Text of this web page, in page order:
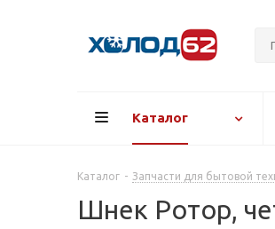
Каталог
Каталог - Запчасти для бытовой
Шнек Ротор,